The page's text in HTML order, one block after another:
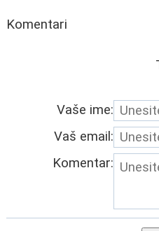
Komentari
Vaše ime:
Vaš email:
Komentar: